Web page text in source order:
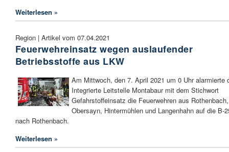
Weiterlesen »
Region | Artikel vom 07.04.2021
Feuerwehreinsatz wegen auslaufender
Betriebsstoffe aus LKW
Am Mittwoch, den 7. April 2021 um 0 Uhr alarmierte
Integrierte Leitstelle Montabaur mit dem Stichwort
Gefahrstoffeinsatz die Feuerwehren aus Rothenbach,
Obersayn, Hintermühlen und Langenhahn auf die B-
nach Rothenbach.
Weiterlesen »